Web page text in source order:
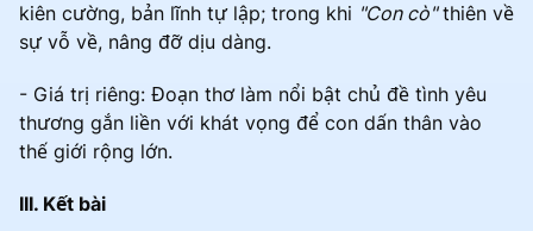
kiên cường, bản lĩnh tự lập; trong khi "Con cò"thiên về
sự vỗ về, nâng đỡ dịu dàng.
- Giá trị riêng: Đoạn thơ làm nổi bật chủ đề tình yêu
thương gắn liền với khát vọng để con dấn thân vào
thế giới rộng lớn.
III. Kết bài